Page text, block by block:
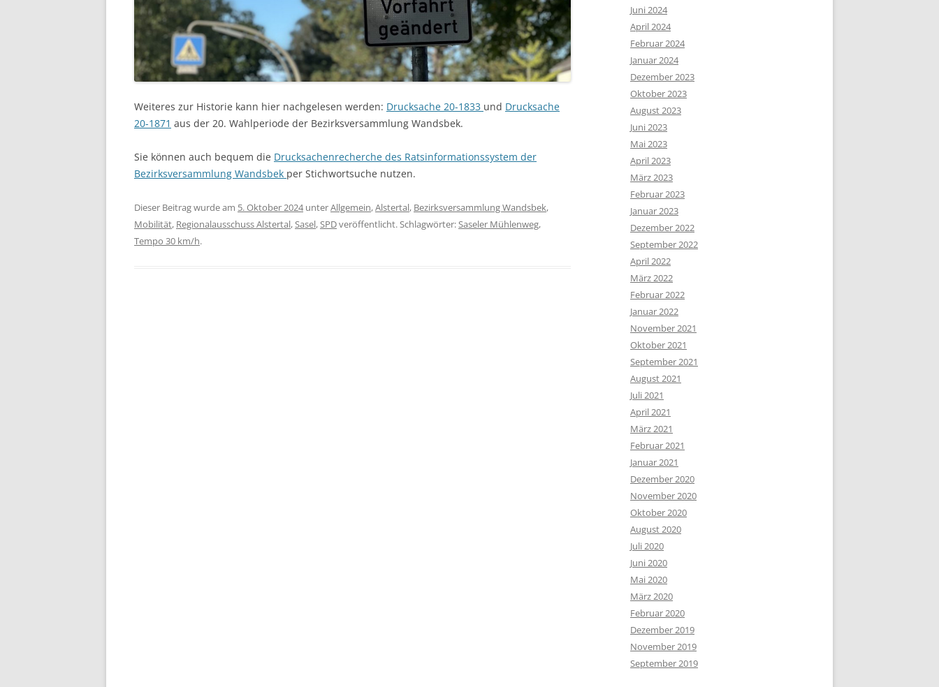
Weiteres zur Historie kann hier nachgelesen werden: Drucksache 20-1833 und Drucksache
20-1871 aus der 20. Wahlperiode der Bezirksversammlung Wandsbek.
Sie können auch bequem die Drucksachenrecherche des Ratsinformationssystem der
Bezirksversammlung Wandsbek per Stichwortsuche nutzen.
Dieser Beitrag wurde am 5. Oktober 2024unterAllgemein,Alstertal, Bezirksversammlung Wandsbek,
Mobilität, Regionalausschuss Alstertal,Sasel,SPDveröffentlicht. Schlagwörter:Saseler Mühlenweg,
Tempo 30 km/h.
Juni 2024
April 2024
Februar 2024
Januar 2024
Dezember 2023
Oktober 2023
August 2023
Juni 2023
Mai 2023
April 2023
März 2023
Februar 2023
Januar 2023
Dezember 2022
September 2022
April 2022
März 2022
Februar 2022
Januar 2022
November 2021
Oktober 2021
September 2021
August 2021
Juli 2021
April 2021
März 2021
Februar 2021
Januar 2021
Dezember 2020
November 2020
Oktober 2020
August 2020
Juli 2020
Juni 2020
Mai 2020
März 2020
Februar 2020
Dezember 2019
November 2019
September 2019